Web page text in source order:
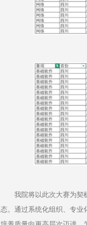
我院将以此次大赛为契
态。通过系统化组织、专业